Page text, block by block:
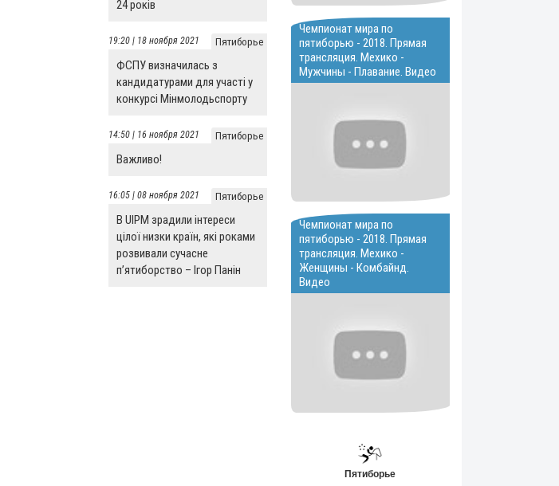
24 років
Пятиборье
19:20 | 18 ноября 2021
ФСПУ визначилась з
кандидатурами для участі у
конкурсі Мінмолодьспорту
Пятиборье
14:50 | 16 ноября 2021
Важливо!
Пятиборье
16:05 | 08 ноября 2021
В UIPM зрадили інтереси
цілої низки країн, які роками
розвивали сучасне
п’ятиборство – Ігор Панін
Чемпионат мира по
пятиборью - 2018. Прямая
трансляция. Мехико -
Мужчины - Плавание. Видео
Чемпионат мира по
пятиборью - 2018. Прямая
трансляция. Мехико -
Женщины - Комбайнд.
Видео
Пятиборье